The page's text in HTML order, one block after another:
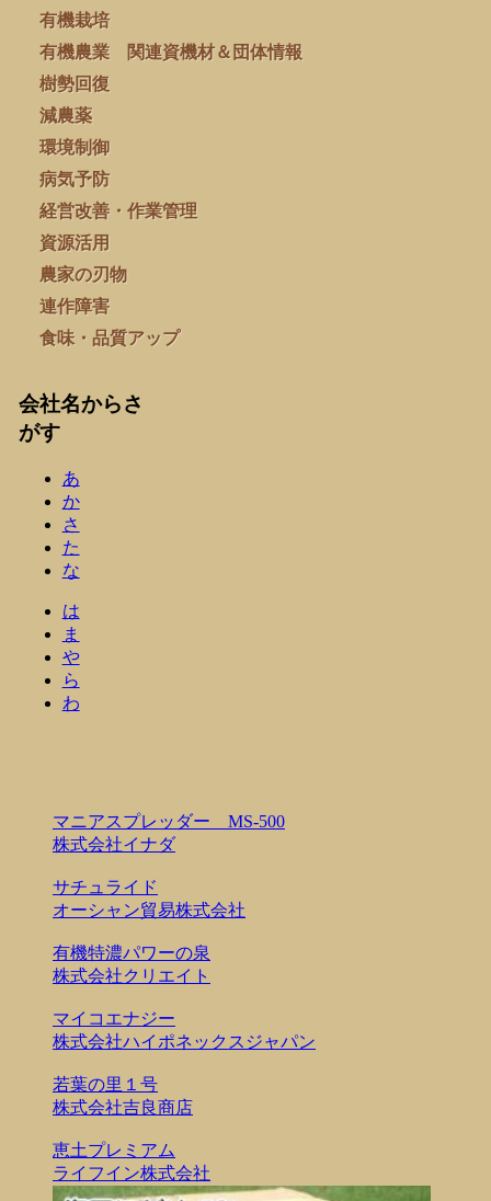
有機栽培
有機農業 関連資機材＆団体情報
樹勢回復
減農薬
環境制御
病気予防
経営改善・作業管理
資源活用
農家の刃物
連作障害
食味・品質アップ
会社名からさ
がす
あ
か
さ
た
な
は
ま
や
ら
わ
マニアスプレッダー MS-500
株式会社イナダ
サチュライド
オーシャン貿易株式会社
有機特濃パワーの泉
株式会社クリエイト
マイコエナジー
株式会社ハイポネックスジャパン
若葉の里１号
株式会社吉良商店
恵土プレミアム
ライフイン株式会社